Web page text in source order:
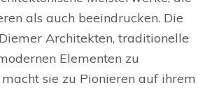
als auch beeindrucken. Die
Architekten, traditionelle
Elementen zu
sie zu Pionieren auf ihrem